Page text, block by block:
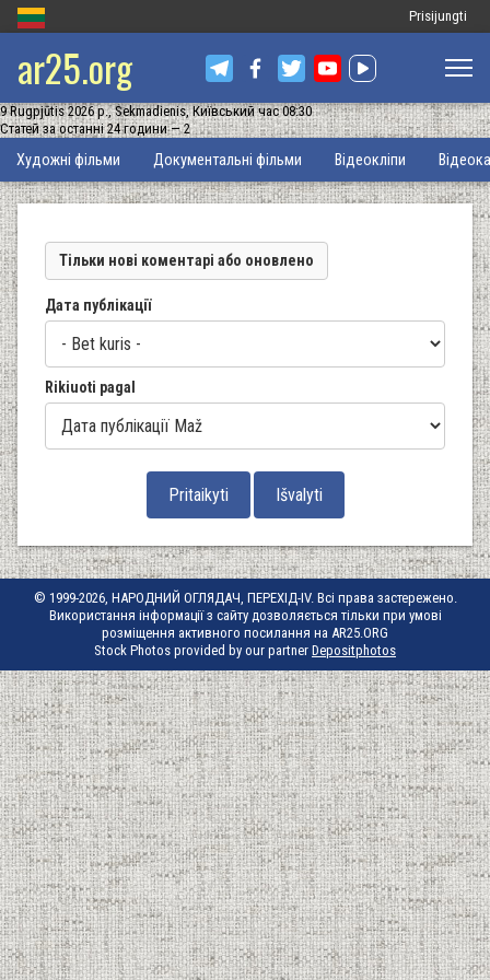
Меню
користувача
Prisijungti
ar25.org
9 Rugpjūtis 2026 р., Sekmadienis, Київський час 08:30
Статей за останні 24 години — 2
навіґація
Художні фільми Документальні фільми Відеокліпи
Тільки нові коментарі або оновлено
Дата публікації
Rikiuoti pagal
© 1999-2026, НАРОДНИЙ ОГЛЯДАЧ, ПЕРЕХІД-IV. Всі права застережено.
Використання інформації з сайту дозволяється тільки при умові
розміщення активного посилання на AR25.ORG
Stock Photos provided by our partner Depositphotos